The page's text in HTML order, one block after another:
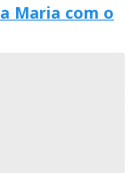
Maria com o